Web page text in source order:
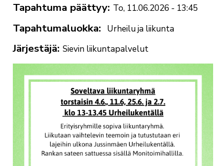
Tapahtuma päättyy To, 11.06.2026 - 13:45
Tapahtumaluokka Urheilu ja liikunta
Järjestäjä Sievin liikuntapalvelut